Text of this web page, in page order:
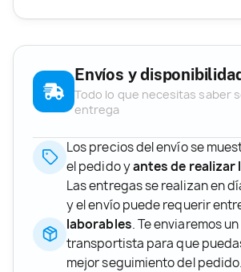
Envíos y
Todo lo que necesitas saber
entrega
Los precios del envío se
el pedido yantes de realizar
Las entregas se realizan en
y el envío puede requerir
laborables. Te enviaremos
transportista para que
mejor seguimiento del